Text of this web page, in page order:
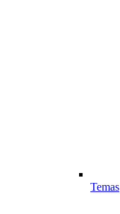
Temas